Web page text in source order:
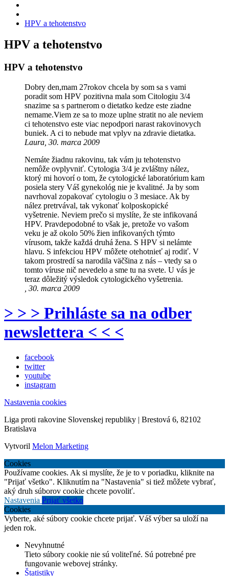
HPV a tehotenstvo
HPV a tehotenstvo
HPV a tehotenstvo
Dobry den,mam 27rokov chcela by som sa s vami
poradit som HPV pozitivna mala som Citologiu 3/4
snazime sa s partnerom o dietatko kedze este ziadne
nemame.Viem ze sa to moze uplne stratit no ale neviem
ci tehotenstvo este viac nepodpori narast rakovinovych
buniek. A ci to nebude mat vplyv na zdravie dietatka.
Laura, 30. marca 2009
Nemáte žiadnu rakovinu, tak vám ju tehotenstvo
nemôže ovplyvniť. Cytologia 3/4 je zvláštny nález,
ktorý mi hovorí o tom, že cytologické laboratórium kam
posiela stery Váš gynekológ nie je kvalitné. Ja by som
navrhoval zopakovať cytologiu o 3 mesiace. Ak by
nález pretrvával, tak vykonať kolposkopické
vyšetrenie. Neviem prečo si myslíte, že ste infikovaná
HPV. Pravdepodobné to však je, pretože vo vašom
veku je až okolo 50% žien infikovaných týmto
vírusom, takže každá druhá žena. S HPV si nelámte
hlavu. S infekciou HPV môžete otehotnieť aj rodiť. V
takom prostredí sa narodila väčšina z nás – vtedy sa o
tomto víruse nič nevedelo a sme tu na svete. U vás je
teraz dôležitý výsledok cytologického vyšetrenia.
, 30. marca 2009
> > > Prihláste sa na odber
newslettera < < <
facebook
twitter
youtube
instagram
Nastavenia cookies
Liga proti rakovine Slovenskej republiky | Brestová 6, 82102
Bratislava
Vytvoril Melon Marketing
Cookies
Používame cookies. Ak si myslíte, že je to v poriadku, kliknite na
"Prijať všetko". Kliknutím na "Nastavenia" si tiež môžete vybrať,
aký druh súborov cookie chcete povoliť.
Nastavenia Prijať všetko
Cookies
Vyberte, aké súbory cookie chcete prijať. Váš výber sa uloží na
jeden rok.
Nevyhnutné
Tieto súbory cookie nie sú voliteľné. Sú potrebné pre
fungovanie webovej stránky.
Štatistiky